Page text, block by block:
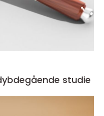
studie